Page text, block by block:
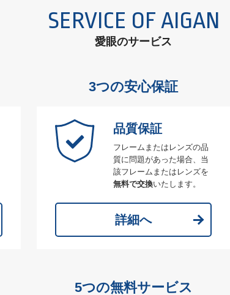
SERVICE OF AIGAN
愛眼のサービス
3つの安心保証
品質保証
フレームまたはレンズの品
質に問題があった場合、当
該フレームまたはレンズを
無料で交換いたします。
詳細へ
5つの無料サービス